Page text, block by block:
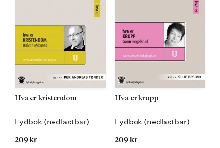
Hva er kristendom
Lydbok (nedlastbar)
209 kr
Hva er kropp
Lydbok (nedlastbar)
209 kr